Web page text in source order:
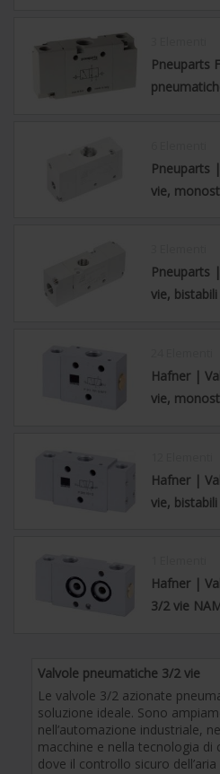
Pneuparts
Pneuparts
vie,
Pneuparts
vie, bistabili
Hafner |
vie,
Hafner |
vie, bistabili
Hafner |
3/2 vie
Valvole pneumatiche 3/2 vie
Le valvole 3/2 azionate
soluzione ideale. Sono
nell’automazione industriale,
macchine e nella tecnologia
dove il controllo sicuro